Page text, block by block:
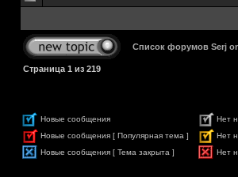
Список форумов Serj
Страница 1 из 219
Новые сообщения
Нет
Новые сообщения [ Популярная тема ]
Нет
Новые сообщения [ Тема закрыта ]
Нет